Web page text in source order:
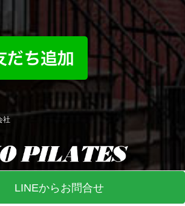
社
LINEからお問合せ